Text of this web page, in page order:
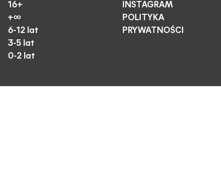
16+
+∞
6-12 lat
3-5 lat
0-2 lat
INSTAGRAM
POLITYKA
PRYWATNOŚCI